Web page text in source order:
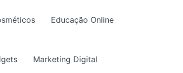
Educação Online
Marketing Digital